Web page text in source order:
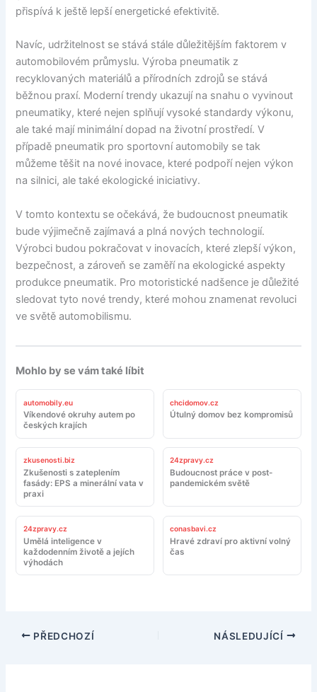
přispívá k ještě lepší energetické efektivitě.
Navíc, udržitelnost se stává stále důležitějším faktorem v
automobilovém průmyslu. Výroba pneumatik z
recyklovaných materiálů a přírodních zdrojů se stává
běžnou praxí. Moderní trendy ukazují na snahu o vyvinout
pneumatiky, které nejen splňují vysoké standardy výkonu,
ale také mají minimální dopad na životní prostředí. V
případě pneumatik pro sportovní automobily se tak
můžeme těšit na nové inovace, které podpoří nejen výkon
na silnici, ale také ekologické iniciativy.
V tomto kontextu se očekává, že budoucnost pneumatik
bude výjimečně zajímavá a plná nových technologií.
Výrobci budou pokračovat v inovacích, které zlepší výkon,
bezpečnost, a zároveň se zaměří na ekologické aspekty
produkce pneumatik. Pro motoristické nadšence je důležité
sledovat tyto nové trendy, které mohou znamenat revoluci
ve světě automobilismu.
Mohlo by se vám také líbit
automobily.eu
Víkendové okruhy autem po
českých krajích
chcidomov.cz
Útulný domov bez kompromisů
zkusenosti.biz
Zkušenosti s zateplením
fasády: EPS a minerální vata v
praxi
24zpravy.cz
Budoucnost práce v post-
pandemickém světě
24zpravy.cz
Umělá inteligence v
každodenním životě a jejích
výhodách
conasbavi.cz
Hravé zdraví pro aktivní volný
čas
PŘEDCHOZÍ NÁSLEDUJÍCÍ